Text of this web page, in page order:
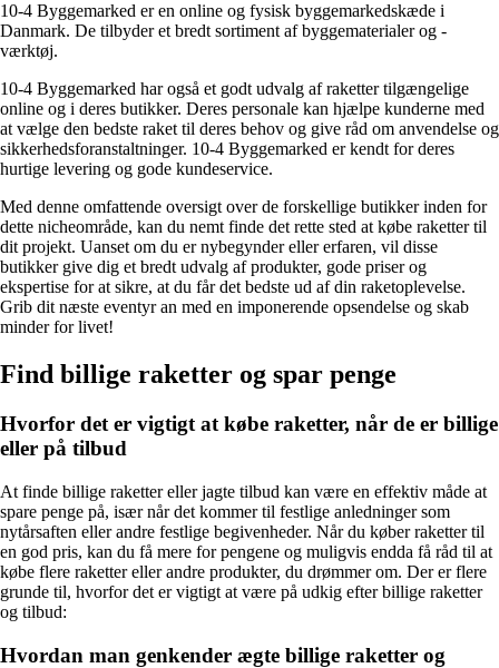
10-4 Byggemarked er en online og fysisk byggemarkedskæde i
Danmark. De tilbyder et bredt sortiment af byggematerialer og -
værktøj.
10-4 Byggemarked har også et godt udvalg af raketter tilgængelige
online og i deres butikker. Deres personale kan hjælpe kunderne med
at vælge den bedste raket til deres behov og give råd om anvendelse og
sikkerhedsforanstaltninger. 10-4 Byggemarked er kendt for deres
hurtige levering og gode kundeservice.
Med denne omfattende oversigt over de forskellige butikker inden for
dette nicheområde, kan du nemt finde det rette sted at købe raketter til
dit projekt. Uanset om du er nybegynder eller erfaren, vil disse
butikker give dig et bredt udvalg af produkter, gode priser og
ekspertise for at sikre, at du får det bedste ud af din raketoplevelse.
Grib dit næste eventyr an med en imponerende opsendelse og skab
minder for livet!
Find billige raketter og spar penge
Hvorfor det er vigtigt at købe raketter, når de er billige
eller på tilbud
At finde billige raketter eller jagte tilbud kan være en effektiv måde at
spare penge på, især når det kommer til festlige anledninger som
nytårsaften eller andre festlige begivenheder. Når du køber raketter til
en god pris, kan du få mere for pengene og muligvis endda få råd til at
købe flere raketter eller andre produkter, du drømmer om. Der er flere
grunde til, hvorfor det er vigtigt at være på udkig efter billige raketter
og tilbud:
Hvordan man genkender ægte billige raketter og